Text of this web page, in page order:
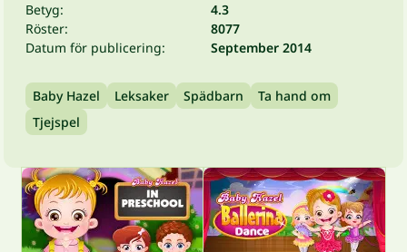
Betyg:
4.3
Röster:
8077
Datum för publicering:
September 2014
Baby Hazel Leksaker Spädbarn
Ta hand om
Tjejspel